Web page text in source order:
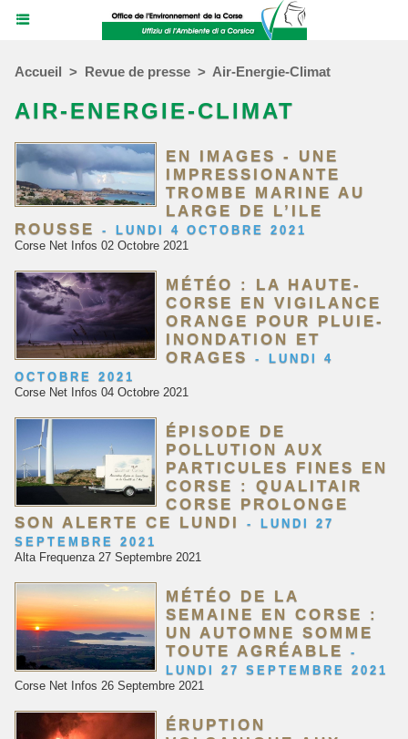
Accueil > Revue de presse > Air-Energie-Climat
AIR-ENERGIE-CLIMAT
EN IMAGES - UNE
IMPRESSIONANTE
TROMBE MARINE AU
LARGE DE L’ILE
ROUSSE
-
LUNDI 4 OCTOBRE 2021
Corse Net Infos 02 Octobre 2021
MÉTÉO : LA HAUTE-
CORSE EN VIGILANCE
ORANGE POUR PLUIE-
INONDATION ET
ORAGES
-
LUNDI 4
OCTOBRE 2021
Corse Net Infos 04 Octobre 2021
ÉPISODE DE
POLLUTION AUX
PARTICULES FINES EN
CORSE : QUALITAIR
CORSE PROLONGE
SON ALERTE CE LUNDI
-
LUNDI 27
SEPTEMBRE 2021
Alta Frequenza 27 Septembre 2021
MÉTÉO DE LA
SEMAINE EN CORSE :
UN AUTOMNE SOMME
TOUTE AGRÉABLE
-
LUNDI 27 SEPTEMBRE 2021
Corse Net Infos 26 Septembre 2021
ÉRUPTION